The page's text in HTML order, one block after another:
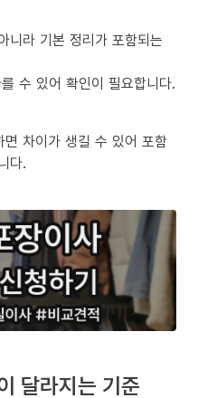
니라 기본 정리가 포함되는
수 있어 확인이 필요합니다.
차이가 생길 수 있어 포함
다.
달라지는 기준